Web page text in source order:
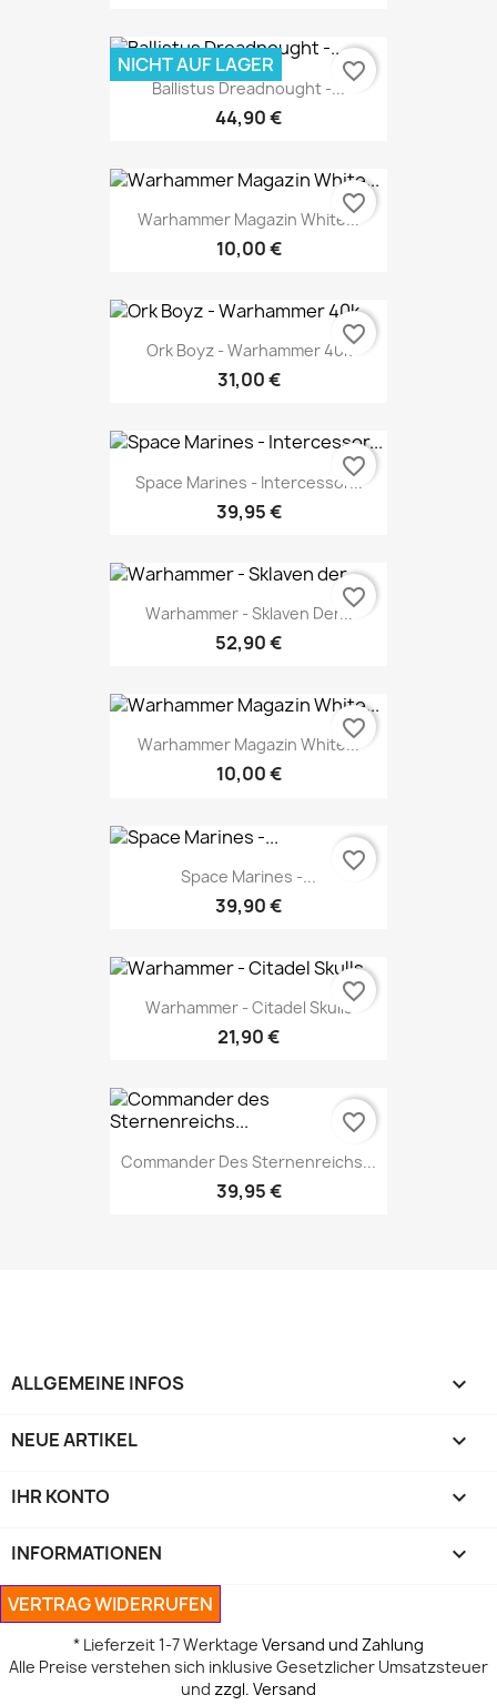
Ballistus Dreadnought -...
44,90 €
NICHT AUF LAGER favorite_border
Warhammer Magazin White...
10,00 €
favorite_border
Ork Boyz - Warhammer 40k
31,00 €
favorite_border
Space Marines - Intercessor...
39,95 €
favorite_border
Warhammer - Sklaven Der...
52,90 €
favorite_border
Warhammer Magazin White...
10,00 €
favorite_border
Space Marines -...
39,90 €
favorite_border
Warhammer - Citadel Skulls
21,90 €
favorite_border
Commander Des Sternenreichs...
39,95 €
favorite_border
ALLGEMEINE INFOS 
NEUE ARTIKEL 
IHR KONTO 
INFORMATIONEN 
VERTRAG WIDERRUFEN
* Lieferzeit 1-7 Werktage Versand und Zahlung
Alle Preise verstehen sich inklusive Gesetzlicher Umsatzsteuer
und zzgl. Versand